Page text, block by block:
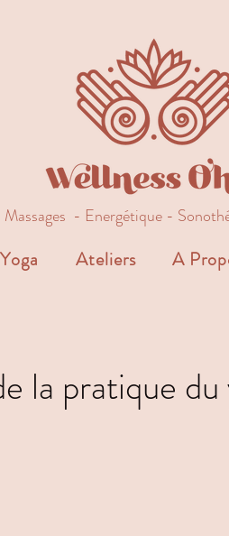
Massages - Energétique -
Yoga Ateliers A
la pratique du